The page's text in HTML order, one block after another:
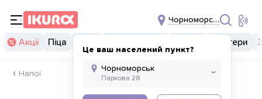
Чорноморськ
Це ваш населений пункт?
Акції Піца Бургери
Напої